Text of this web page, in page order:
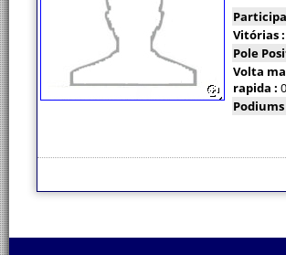
Vitórias :
Pole
Volta
rapida : 0
Podiums